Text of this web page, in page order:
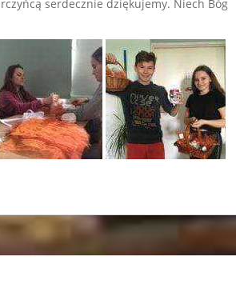
serdecznie dziękujemy. Niech Bóg